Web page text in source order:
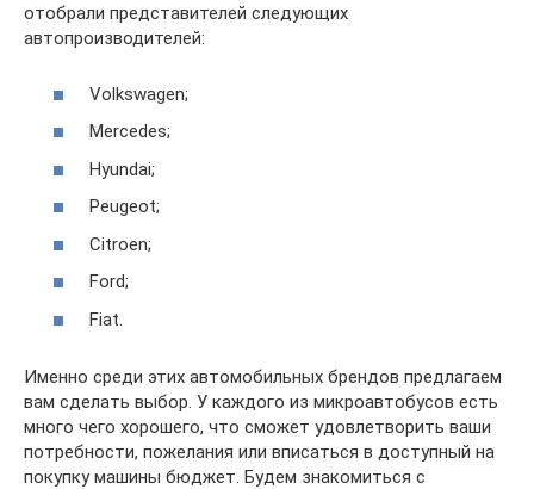
отобрали представителей следующих
автопроизводителей:
Volkswagen;
Mercedes;
Hyundai;
Peugeot;
Citroen;
Ford;
Fiat.
Именно среди этих автомобильных брендов предлагаем
вам сделать выбор. У каждого из микроавтобусов есть
много чего хорошего, что сможет удовлетворить ваши
потребности, пожелания или вписаться в доступный на
покупку машины бюджет. Будем знакомиться с